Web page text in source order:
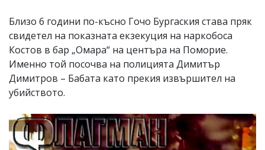
Близо 6 години по-късно Гочо Бургаския става пряк
свидетел на показната екзекуция на наркобоса
Костов в бар „Омара“ на центъра на Поморие.
Именно той посочва на полицията Димитър
Димитров – Бабата като прекия извършител на
убийството.